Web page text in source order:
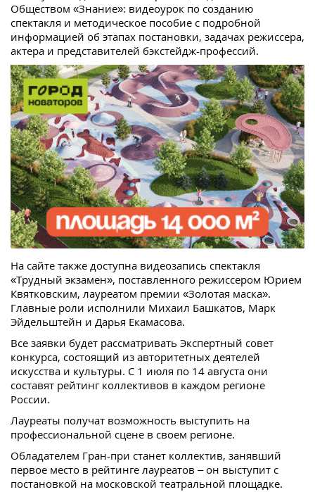
Обществом «Знание»: видеоурок по созданию
спектакля и методическое пособие с подробной
информацией об этапах постановки, задачах режиссера,
актера и представителей бэкстейдж-профессий.
На сайте также доступна видеозапись спектакля
«Трудный экзамен», поставленного режиссером Юрием
Квятковским, лауреатом премии «Золотая маска».
Главные роли исполнили Михаил Башкатов, Марк
Эйдельштейн и Дарья Екамасова.
Все заявки будет рассматривать Экспертный совет
конкурса, состоящий из авторитетных деятелей
искусства и культуры. С 1 июля по 14 августа они
составят рейтинг коллективов в каждом регионе
России.
Лауреаты получат возможность выступить на
профессиональной сцене в своем регионе.
Обладателем Гран-при станет коллектив, занявший
первое место в рейтинге лауреатов – он выступит с
постановкой на московской театральной площадке.